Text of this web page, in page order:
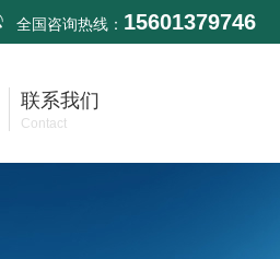
全国咨询热线： 15601379746
联系我们
Contact